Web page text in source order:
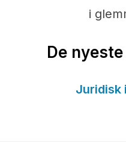
i
De
Juridisk